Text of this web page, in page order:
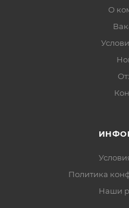
О
Политика
Наши